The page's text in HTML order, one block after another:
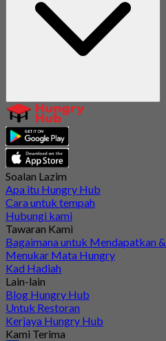
Soalan Lazim
Apa itu Hungry Hub
Cara untuk tempah
Hubungi kami
Tawaran Kami
Bagaimana untuk Mendapatkan &
Menukar Mata Hungry
Kad Hadiah
Lain-lain
Blog Hungry Hub
Untuk Restoran
Kerjaya Hungry Hub
Kami Terima